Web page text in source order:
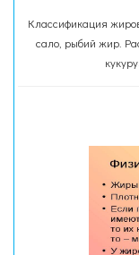
Классификация
сало, рыбий жир.